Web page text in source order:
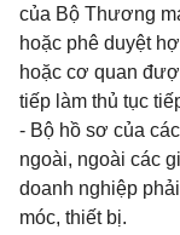
của Bộ Thương
hoặc phê duyệt
hoặc cơ quan
tiếp làm thủ tục
- Bộ hồ sơ của
ngoài, ngoài các
doanh nghiệp
móc, thiết bị.